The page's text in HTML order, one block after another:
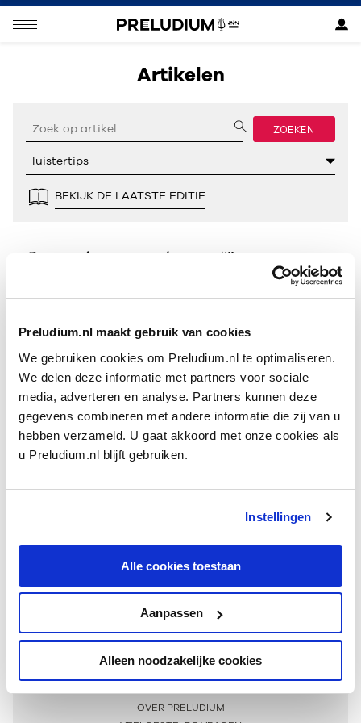
Preludium.nl maakt gebruik van cookies
We gebruiken cookies om Preludium.nl te optimaliseren.
We delen deze informatie met partners voor sociale
media, adverteren en analyse. Partners kunnen deze
gegevens combineren met andere informatie die zij van u
hebben verzameld. U gaat akkoord met onze cookies als
u Preludium.nl blijft gebruiken.
Instellingen
Alle cookies toestaan
Aanpassen
Alleen noodzakelijke cookies
Artikelen
ZOEKEN
BEKIJK DE LAATSTE EDITIE
Geen resultaten gevonden voor “”.
Meer informatie
OVER PRELUDIUM